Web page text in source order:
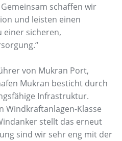
schaffen wir
und leisten einen
einer sicheren,
von Mukran Port,
Mukran besticht durch
Infrastruktur.
Windkraftanlagen-Klasse
stellt das erneut
sind wir sehr eng mit der